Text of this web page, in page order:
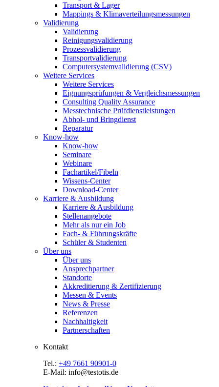
Transport & Lager
Mappings & Klimaverteilungsmessungen
Validierung
Validierung
Reinigungsvalidierung
Prozessvalidierung
Transportvalidierung
Computersystemvalidierung (CSV)
Weitere Services
Weitere Services
Eignungsprüfungen & Vergleichsmessungen
Consulting Quality Assurance
Messtechnische Prüfdienstleistungen
Abhol- und Bringdienst
Reparatur
Know-how
Know-how
Seminare
Webinare
Fachartikel/Fibeln
Wissens-Center
Download-Center
Karriere & Ausbildung
Karriere & Ausbildung
Stellenangebote
Mehr als nur ein Job
Fach- & Führungskräfte
Schüler & Studenten
Über uns
Über uns
Ansprechpartner
Standorte
Akkreditierung & Zertifizierung
Messen & Events
News & Presse
Referenzen
Nachhaltigkeit
Partnerschaften
Kontakt
Tel.: +49 7661 90901-0
E-Mail: info@testotis.de